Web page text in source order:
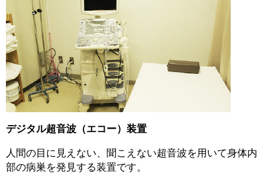
デジタル超音波（エコー）装置
人間の目に見えない、聞こえない超音波を用いて身体内
部の病巣を発見する装置です。